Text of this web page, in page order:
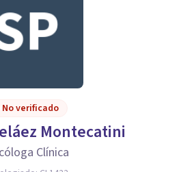
No verificado
Montecatini
Clínica